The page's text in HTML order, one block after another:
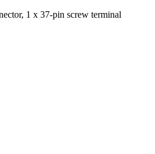
1 x 37-pin screw terminal